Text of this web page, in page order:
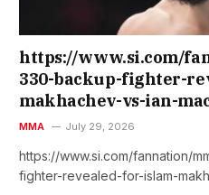
https://www.si.com/
330-backup-fighter-
makhachev-vs-ian-
MMA July 29, 2026
https://www.si.com/fannation/
fighter-revealed-for-islam-